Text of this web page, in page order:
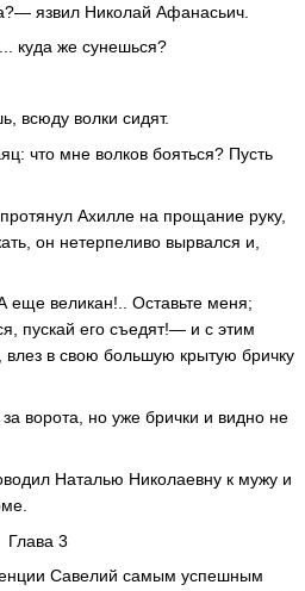
язвил Николай Афанасьич.
куда же сунешься?
всюду волки сидят.
что мне волков бояться? Пусть
Ахилле на прощание руку,
он нетерпеливо вырвался и,
великан!.. Оставьте меня;
пускай его съедят!— и с этим
в свою большую крытую бричку
ворота, но уже брички и видно не
Наталью Николаевну к мужу и
Глава 3
Савелий самым успешным